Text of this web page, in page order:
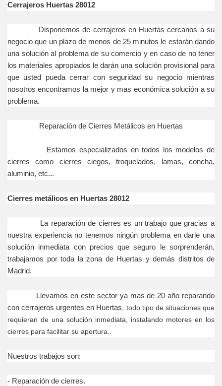
Cerrajeros Huertas 28012
Disponemos de cerrajeros en Huertas cercanos a su
negocio que un plazo de menos de 25 minutos le estarán dando
una solución al problema de su comercio y en caso de no tener
los materiales apropiados le darán una solución provisional para
que usted pueda cerrar con seguridad su negocio mientras
nosotros encontramos la mejor y mas económica solución a su
problema.
Reparación de Cierres Metálicos en Huertas
Estamos especializados en todos los modelos de
cierres como cierres ciegos, troquelados, lamas, concha,
aluminio, etc...
Cierres metálicos en Huertas 28012
La reparación de cierres es un trabajo que gracias a
nuestra experiencia no tenemos ningún problema en darle una
solución inmediata con precios que seguro le sorprenderán,
trabajamos por toda la zona de Huertas y demás distritos de
Madrid.
Llevamos en este sector ya mas de 20 año reparando
con cerrajeros urgentes en Huertas, todo tipo de situaciones que
requieran de una solución inmediata, instalando motores en los
cierres para facilitar su apertura..
Nuestros trabajos son:
- Reparación de cierres.